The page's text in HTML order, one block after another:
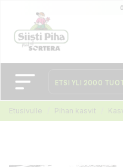
Etusivulle Pihan kasvit